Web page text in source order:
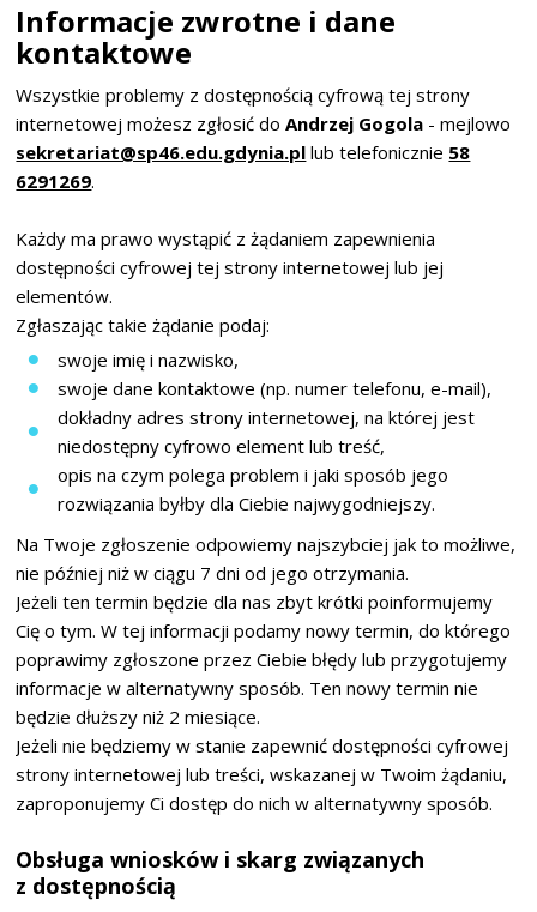
Informacje zwrotne i dane
kontaktowe
Wszystkie problemy z dostępnością cyfrową tej strony
internetowej możesz zgłosić doAndrzej Gogola - mejlowo
sekretariat@sp46.edu.gdynia.pl lub telefonicznie 58
6291269.
Każdy ma prawo wystąpić z żądaniem zapewnienia
dostępności cyfrowej tej strony internetowej lub jej
elementów.
Zgłaszając takie żądanie podaj:
swoje imię i nazwisko,
swoje dane kontaktowe (np. numer telefonu, e-mail),
dokładny adres strony internetowej, na której jest
niedostępny cyfrowo element lub treść,
opis na czym polega problem i jaki sposób jego
rozwiązania byłby dla Ciebie najwygodniejszy.
Na Twoje zgłoszenie odpowiemy najszybciej jak to możliwe,
nie później niż w ciągu 7 dni od jego otrzymania.
Jeżeli ten termin będzie dla nas zbyt krótki poinformujemy
Cię o tym. W tej informacji podamy nowy termin, do którego
poprawimy zgłoszone przez Ciebie błędy lub przygotujemy
informacje w alternatywny sposób. Ten nowy termin nie
będzie dłuższy niż 2 miesiące.
Jeżeli nie będziemy w stanie zapewnić dostępności cyfrowej
strony internetowej lub treści, wskazanej w Twoim żądaniu,
zaproponujemy Ci dostęp do nich w alternatywny sposób.
Obsługa wniosków i skarg związanych
z dostępnością